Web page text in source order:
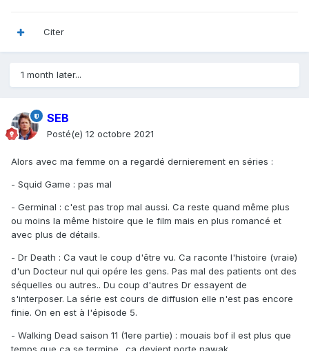
Citer
1 month later...
SEB
Posté(e) 12 octobre 2021
Alors avec ma femme on a regardé dernierement en séries :
- Squid Game : pas mal
- Germinal : c'est pas trop mal aussi. Ca reste quand même plus
ou moins la même histoire que le film mais en plus romancé et
avec plus de détails.
- Dr Death : Ca vaut le coup d'être vu. Ca raconte l'histoire (vraie)
d'un Docteur nul qui opére les gens. Pas mal des patients ont des
séquelles ou autres.. Du coup d'autres Dr essayent de
s'interposer. La série est cours de diffusion elle n'est pas encore
finie. On en est à l'épisode 5.
- Walking Dead saison 11 (1ere partie) : mouais bof il est plus que